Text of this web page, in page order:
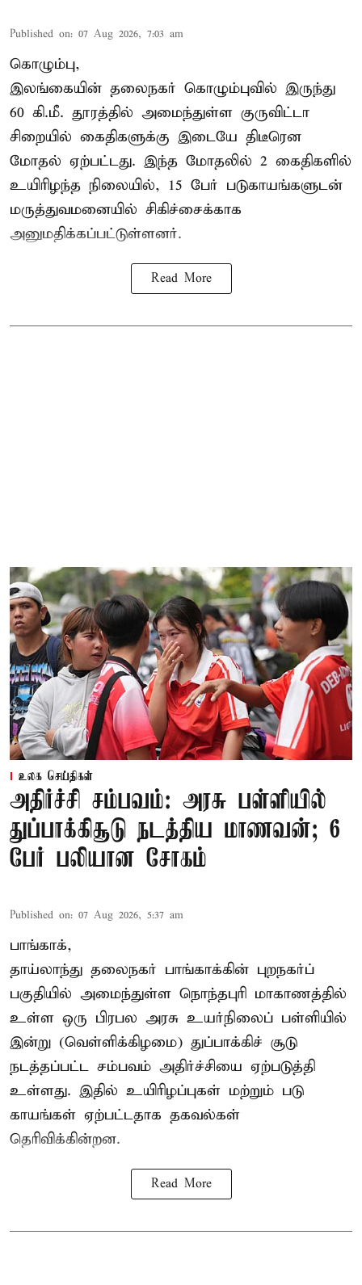
Published on: 07 Aug 2026, 7:03 am
கொழும்பு,
இலங்கையின் தலைநகர் கொழும்புவில் இருந்து
60 கி.மீ. தூரத்தில் அமைந்துள்ள குருவிட்டா
சிறையில் கைதிகளுக்கு இடையே திடீரென
மோதல் ஏற்பட்டது. இந்த மோதலில் 2 கைதிகளில்
உயிரிழந்த நிலையில், 15 பேர் படுகாயங்களுடன்
மருத்துவமனையில் சிகிச்சைக்காக
அனுமதிக்கப்பட்டுள்ளனர்.
Read More
உலக செய்திகள்
அதிர்ச்சி சம்பவம்: அரசு பள்ளியில்
துப்பாக்கிசூடு நடத்திய மாணவன்; 6
பேர் பலியான சோகம்
Published on: 07 Aug 2026, 5:37 am
பாங்காக்,
தாய்லாந்து தலைநகர் பாங்காக்கின் புறநகர்ப்
பகுதியில் அமைந்துள்ள நொந்தபுரி மாகாணத்தில்
உள்ள ஒரு பிரபல அரசு உயர்நிலைப் பள்ளியில்
இன்று (வெள்ளிக்கிழமை) துப்பாக்கிச் சூடு
நடத்தப்பட்ட சம்பவம் அதிர்ச்சியை ஏற்படுத்தி
உள்ளது. இதில் உயிரிழப்புகள் மற்றும் படு
காயங்கள் ஏற்பட்டதாக தகவல்கள்
தெரிவிக்கின்றன.
Read More